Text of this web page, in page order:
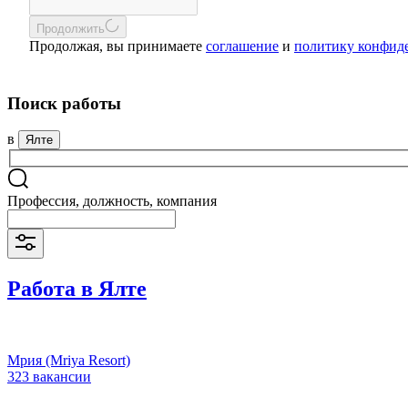
Продолжить
Продолжая, вы принимаете соглашение и политику
Поиск работы
в Ялте
Профессия, должность, компания
Работа в Ялте
Мрия (Mriya Resort)
323 вакансии